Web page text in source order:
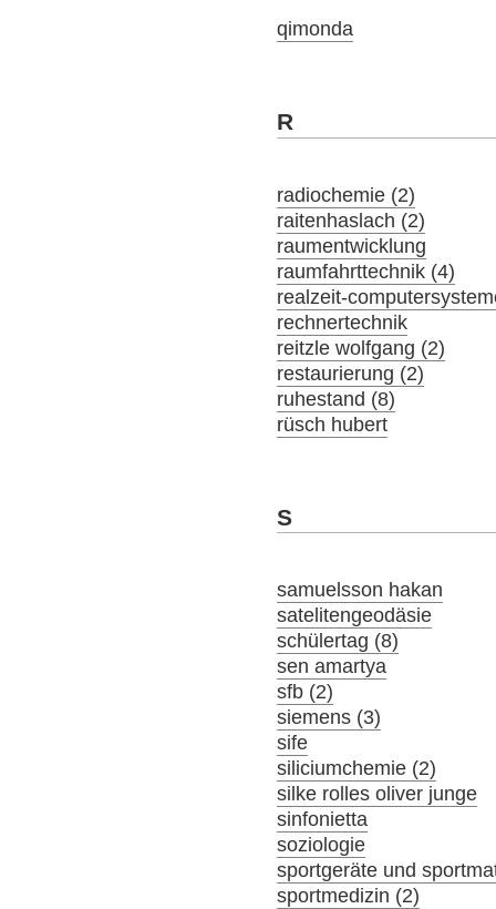
qimonda
R
radiochemie (2)
raitenhaslach (2)
raumentwicklung
raumfahrttechnik (4)
realzeit-
rechnertechnik
reitzle wolfgang (2)
restaurierung (2)
ruhestand (8)
rüsch hubert
S
samuelsson hakan
satelitengeodäsie
schülertag (8)
sen amartya
sfb (2)
siemens (3)
sife
siliciumchemie (2)
silke rolles oliver junge
sinfonietta
soziologie
sportgeräte und
sportmedizin (2)